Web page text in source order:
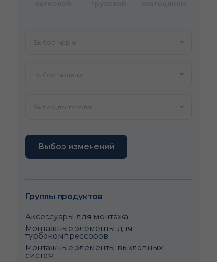
Выбор изменений
Группы продуктов
Аксессуары для монтажа
Монтажные элементы для
турбокомпрессоров
Монтажные элементы выхлопных
систем